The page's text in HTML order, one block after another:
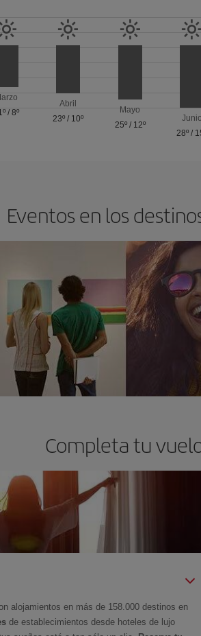
/8º
Abril
23º / 10º
Mayo
25º/ 12º
Junio
28º /
Eventos en los
Completa tu
alojamientos en más de 158.000 destinos en
de establecimientos desde hoteles de lujo